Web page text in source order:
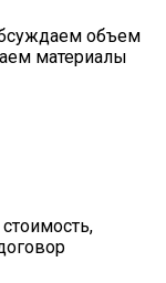
объем
материалы